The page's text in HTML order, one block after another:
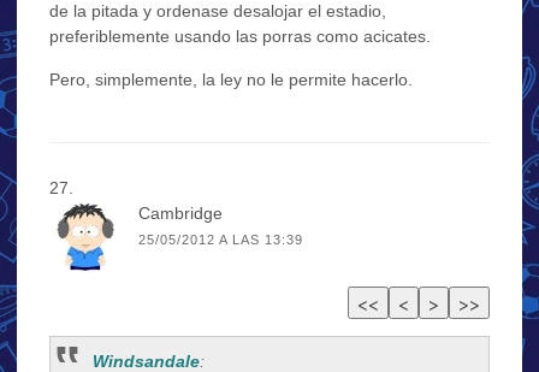
de la pitada y ordenase desalojar el estadio,
preferiblemente usando las porras como acicates.
Pero, simplemente, la ley no le permite hacerlo.
Cambridge
25/05/2012 A LAS 13:39
Windsandale: